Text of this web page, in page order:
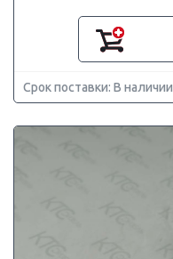
Срок поставки: В наличии